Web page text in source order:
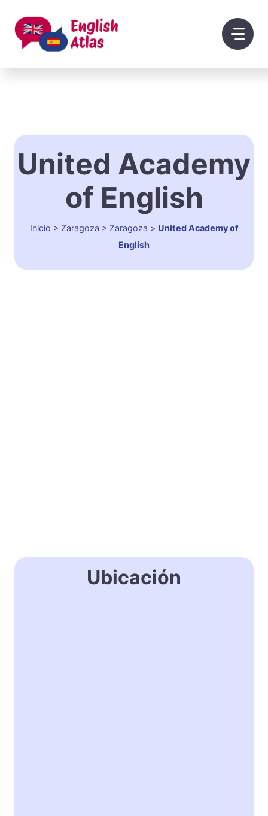
contenido
United Academy
of English
Inicio > Zaragoza > Zaragoza > United Academy of
English
Ubicación